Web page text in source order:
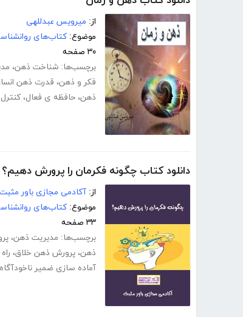
از: میرویس عبدللهی
موضوع: کتاب‌های
۳۰ صفحه
برچسب‌ها: شناخت ذهن،
فکر و ذهن، قدرت ذهن
ذهن، حافظه ی فعال،
دانلود کتاب چگونه فکرمان را پرورش دهیم؟
از: آکادمی مجازی باور مثبت
موضوع: کتاب‌های
۳۳ صفحه
برچسب‌ها: مدیریت ذهن،
ذهن، پرورش ذهن خلاق،
آماده سازی ضمیر ناخودآگاه